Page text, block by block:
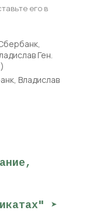
его в
Ген.
Владислав
➤